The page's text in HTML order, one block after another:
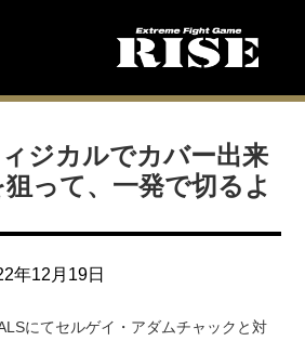
ジカルでカバー出来
って、一発で切るよ
年12月19日
にてセルゲイ・アダムチャックと対